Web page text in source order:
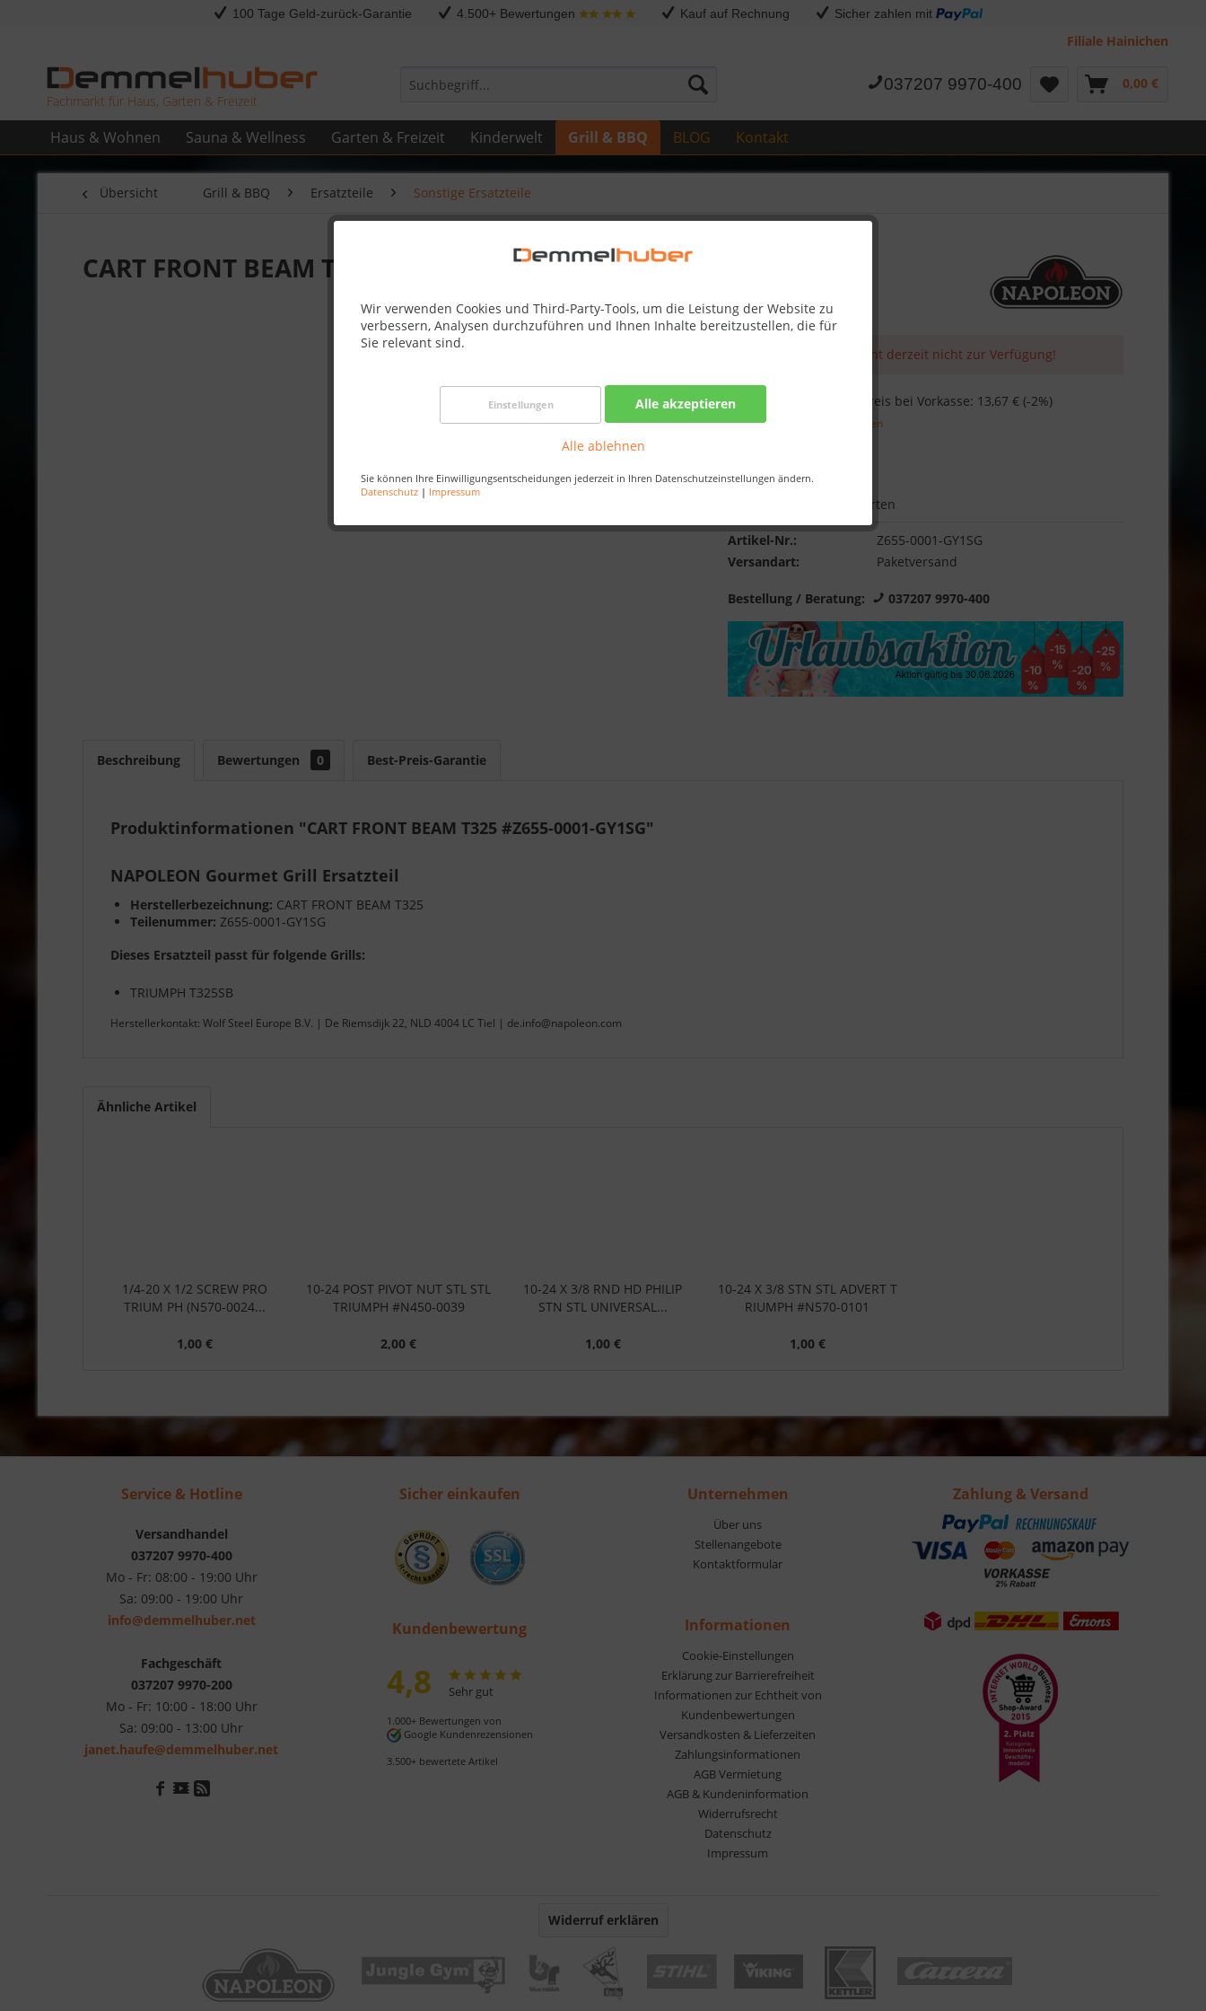
100 Tage Geld-zurück-Garantie 4.500+ Bewertungen Kauf auf Rechnung Sicher zahlen mit
Filiale Hainichen
Fachmarkt für Haus, Garten & Freizeit
037207 9970-400 0,00 €
Haus & Wohnen Sauna & Wellness Garten & Freizeit Kinderwelt Grill & BBQ BLOG Kontakt
Wir verwenden Cookies und Third-Party-Tools, um die Leistung der Website zu
verbessern, Analysen durchzuführen und Ihnen Inhalte bereitzustellen, die für
Sie relevant sind.
Einstellungen Alle akzeptieren
Alle ablehnen
Sie können Ihre Einwilligungsentscheidungen jederzeit in Ihren Datenschutzeinstellungen ändern.
Datenschutz | Impressum
Übersicht Grill & BBQ Ersatzteile Sonstige Ersatzteile
CART FRONT BEAM T325 #Z655-0001-GY1SG
Dieser Artikel steht derzeit nicht zur Verfügung!
13,95 € Skonto-Preis bei Vorkasse: 13,67 € (-2%)
inkl. MwSt.
zzgl. Versandkosten
Bewerten
Artikel-Nr.:
Z655-0001-GY1SG
Versandart:
Paketversand
Bestellung / Beratung: 037207 9970-400
Beschreibung Bewertungen 0 Best-Preis-Garantie
Produktinformationen "CART FRONT BEAM T325 #Z655-0001-GY1SG"
NAPOLEON Gourmet Grill Ersatzteil
Herstellerbezeichnung: CART FRONT BEAM T325
Teilenummer: Z655-0001-GY1SG
Dieses Ersatzteil passt für folgende Grills:
TRIUMPH T325SB
Herstellerkontakt: Wolf Steel Europe B.V. | De Riemsdijk 22, NLD 4004 LC Tiel | de.info@napoleon.com
Ähnliche Artikel
1/4-20 X 1/2 SCREW PRO
TRIUM PH (N570-0024...
1,00 €
10-24 POST PIVOT NUT STL STL
TRIUMPH #N450-0039
2,00 €
10-24 X 3/8 RND HD PHILIP
STN STL UNIVERSAL...
1,00 €
10-24 X 3/8 STN STL ADVERT T
RIUMPH #N570-0101
1,00 €
Service & Hotline
Versandhandel
037207 9970-400
Mo - Fr: 08:00 - 19:00 Uhr
Sa: 09:00 - 19:00 Uhr
info@demmelhuber.net
Fachgeschäft
037207 9970-200
Mo - Fr: 10:00 - 18:00 Uhr
Sa: 09:00 - 13:00 Uhr
janet.haufe@demmelhuber.net
Sicher einkaufen
Kundenbewertung
4,8 Sehr gut
1.000+ Bewertungen von
Google Kundenrezensionen
3.500+ bewertete Artikel
Unternehmen
Über uns
Stellenangebote
Kontaktformular
Informationen
Cookie-Einstellungen
Erklärung zur Barrierefreiheit
Informationen zur Echtheit von
Kundenbewertungen
Versandkosten & Lieferzeiten
Zahlungsinformationen
AGB Vermietung
AGB & Kundeninformation
Widerrufsrecht
Datenschutz
Impressum
Zahlung & Versand
Widerruf erklären